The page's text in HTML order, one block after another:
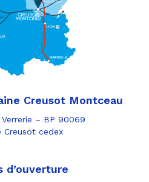
Creusot Montceau
– BP 90069
Creusot cedex
d’ouverture